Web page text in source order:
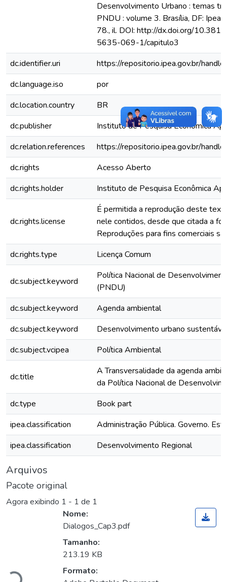
Desenvolvimento Urbano : temas
PNDU : volume 3. Brasília, DF:
78., il. DOI: http://dx.doi.org/
5635-069-1/capitulo3
dc.identifier.uri
https://repositorio.ipea.gov.br/
dc.language.iso
por
dc.location.country
BR
dc.publisher
Instituto de Pesquisa Econômica
dc.relation.references
https://repositorio.ipea.gov.br/
dc.rights
Acesso Aberto
dc.rights.holder
Instituto de Pesquisa Econômica
dc.rights.license
É permitida a reprodução deste
nele contidos, desde que citada a
Reproduções para fins comerciais
dc.rights.type
Licença Comum
dc.subject.keyword
Política Nacional de
(PNDU)
dc.subject.keyword
Agenda ambiental
dc.subject.keyword
Desenvolvimento urbano
dc.subject.vcipea
Política Ambiental
dc.title
A Transversalidade da agenda
da Política Nacional de
dc.type
Book part
ipea.classification
Administração Pública. Governo.
ipea.classification
Desenvolvimento Regional
Arquivos
Pacote original
Agora exibindo 1 - 1 de 1
Carregando...
Nome:
Dialogos_Cap3.pdf
Tamanho:
213.19 KB
Formato: